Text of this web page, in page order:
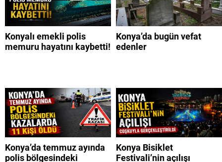
Konyalı emekli polis
memuru hayatını kaybetti!
Konya’da bugün vefat
edenler
Konya’da temmuz ayında
polis bölgesindeki
Konya Bisiklet
Festivali’nin açılışı